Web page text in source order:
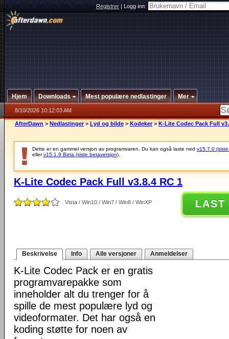
Registrer|Logg inn:
Hjem Downloads Mest populære nedlastinger Mer
8/10/2026 10:12:03 AM
AfterDawn > Nedlastinger > Lyd og bilde > Kodeker > K-Lite Codec Pack Full
Dette er en gammel versjon av programvaren. Du kan også laste ned v15.7.0
ellerv15.1.9 Beta (siste betaversjon)
K-Lite Codec Pack Full v3.8.4 RC 1
Vista / Win10 / Win7 / Win8 / WinXP LAST
Beskrivelse Info Alle versjoner Anmeldelser
K-Lite Codec Pack er en gratis
programvarepakke som
inneholder alt du trenger for å
spille de mest populære lyd og
videoformater. Det har også en
koding støtte for noen av